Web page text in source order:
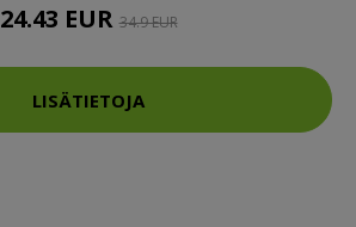
24.43 EUR34.9 EUR
LISÄTIETOJA